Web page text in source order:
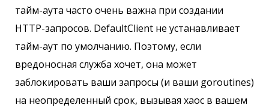
тайм-аута часто очень важна при создании
HTTP-запросов. DefaultClient не устанавливает
тайм-аут по умолчанию. Поэтому, если
вредоносная служба хочет, она может
заблокировать ваши запросы (и ваши goroutines)
на неопределенный срок, вызывая хаос в вашем